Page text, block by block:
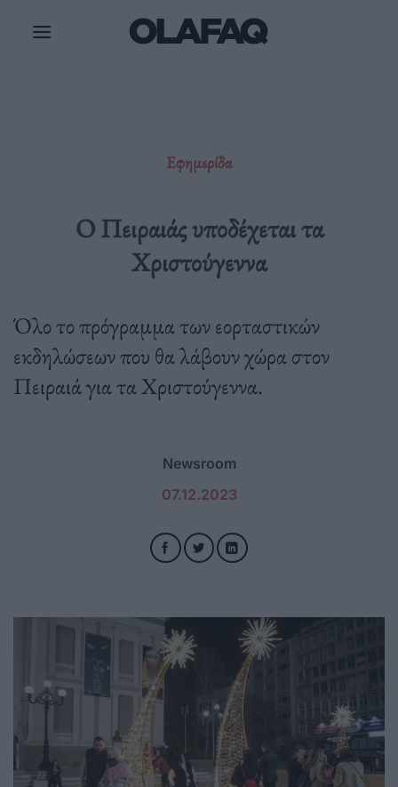
Εφημερίδα
Ο Πειραιάς υποδέχεται τα
Χριστούγεννα
Όλο το πρόγραμμα των εορταστικών
εκδηλώσεων που θα λάβουν χώρα στον
Πειραιά για τα Χριστούγεννα.
Newsroom
07.12.2023